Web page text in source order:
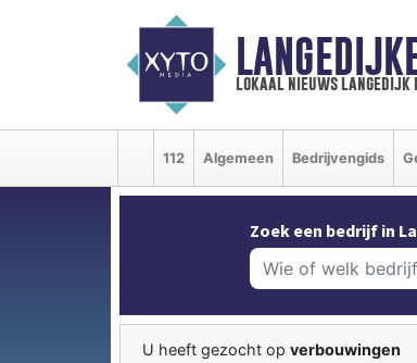
lokaal nieuws langedijk
112 Algemeen Bedrijvengids
Zoek een bedrijf in
U heeft gezocht op verbouwingen